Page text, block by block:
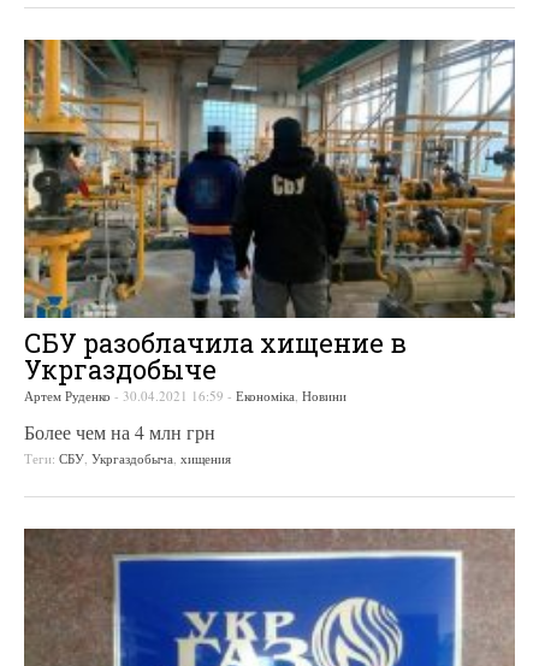
СБУ разоблачила хищение в
Укргаздобыче
Артем Руденко - 30.04.2021 16:59 - Економіка Новини
Более чем на 4 млн грн
Теги: СБУ Укргаздобыча хищения